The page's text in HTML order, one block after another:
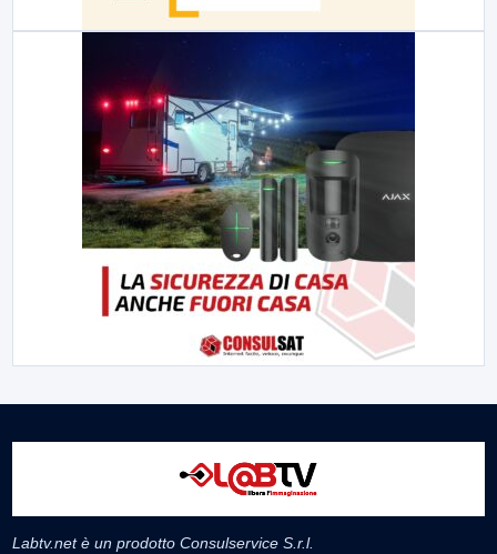
Labtv.net è un prodotto Consulservice S.r.l.